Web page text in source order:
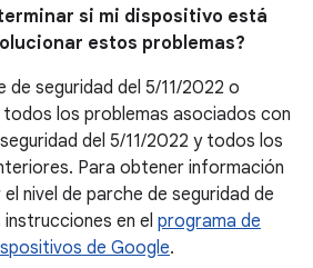
si mi dispositivo está
estos problemas?
de seguridad del 5/11/2022 o
los problemas asociados con
del 5/11/2022 y todos los
Para obtener información
nivel de parche de seguridad de
en el programa de
de Google.